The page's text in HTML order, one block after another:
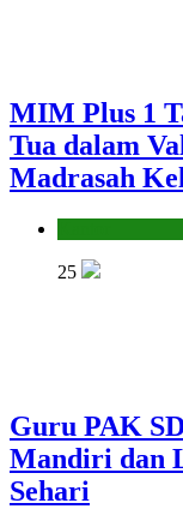
MIM Plus 1
Tua dalam
Madrasah
25
Guru PAK
Mandiri dan
Sehari